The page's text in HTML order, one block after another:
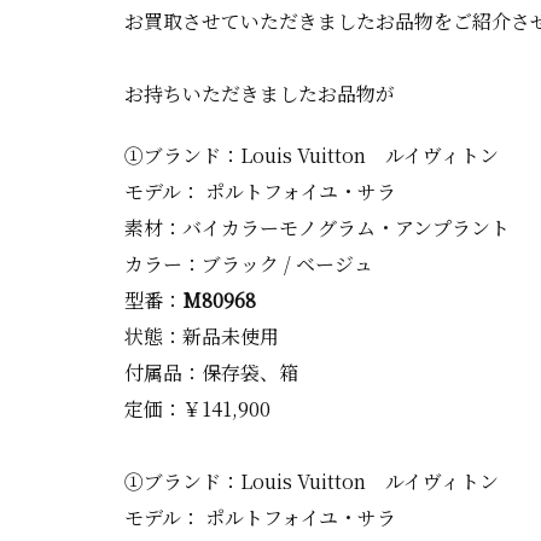
お買取させていただきましたお品物をご紹介さ
お持ちいただきましたお品物が
①ブランド：Louis Vuitton ルイヴィトン
モデル： ポルトフォイユ・サラ
素材：バイカラーモノグラム・アンプラント
カラー：ブラック / ベージュ
型番： M80968
状態：新品未使用
付属品：保存袋、箱
定価：￥141,900
①ブランド：Louis Vuitton ルイヴィトン
モデル： ポルトフォイユ・サラ